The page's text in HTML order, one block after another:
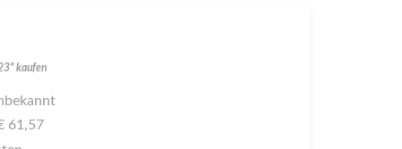
kaufen
61,57